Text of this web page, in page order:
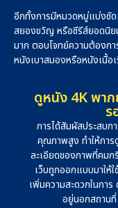
อีกทั้งการมีหมวดหมู่แบ่งชั
สยองขวัญ หรือซีรีส์ยอดนิย
มาก ตอบโจทย์ความต้องก
หนังเบาสมองหรือหนังเนื้อ
ดูหนัง 4K พา
การได้สัมผัสประสบ
คุณภาพสูง ทำให้การ
ละเอียดของภาพที่คม
เว็บถูกออกแบบมาให้
เพิ่มความสะดวกในกา
อยู่นอกสถาน